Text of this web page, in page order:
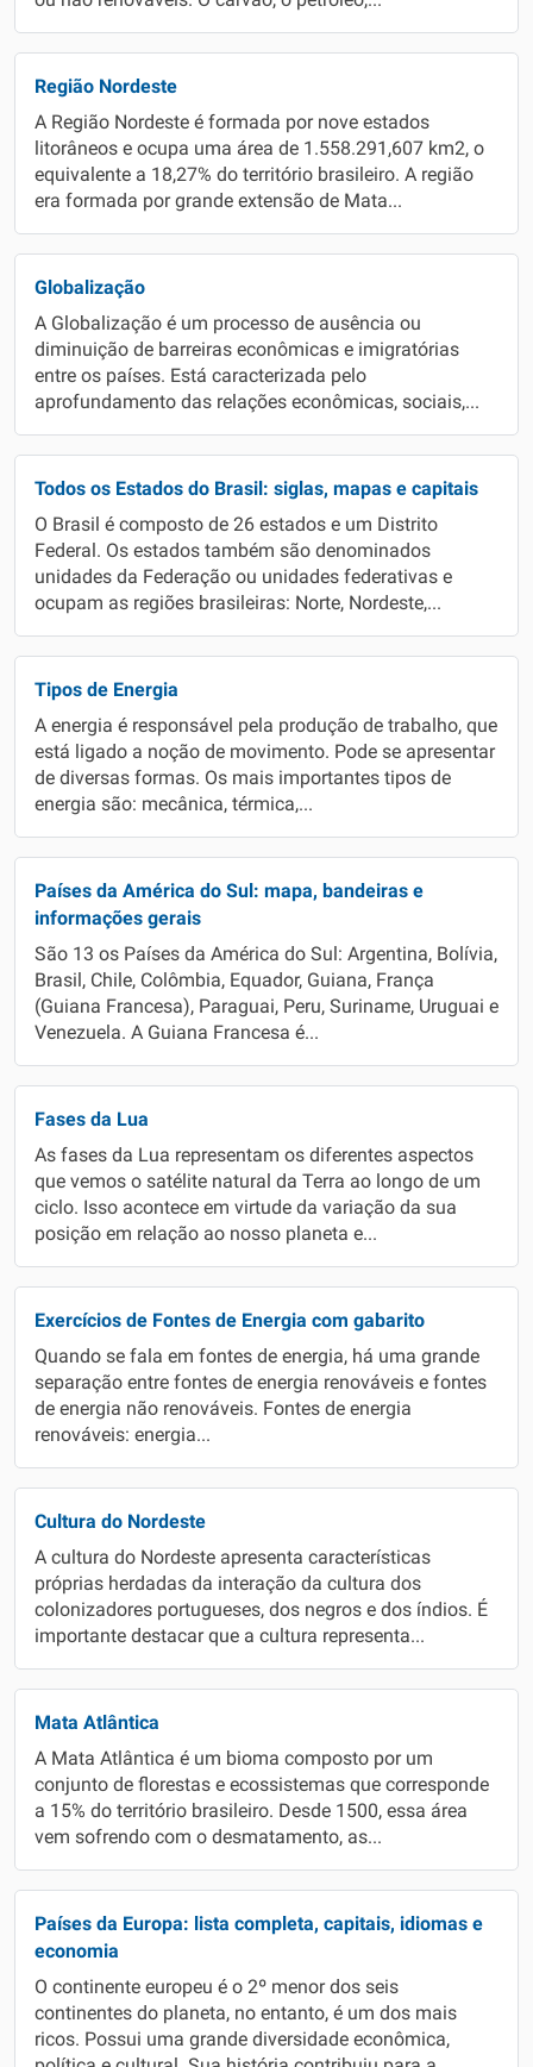
Região Nordeste
A Região Nordeste é formada por nove estados
litorâneos e ocupa uma área de 1.558.291,607 km2, o
equivalente a 18,27% do território brasileiro. A região
era formada por grande extensão de Mata...
Globalização
A Globalização é um processo de ausência ou
diminuição de barreiras econômicas e imigratórias
entre os países. Está caracterizada pelo
aprofundamento das relações econômicas, sociais,...
Todos os Estados do Brasil: siglas, mapas e capitais
O Brasil é composto de 26 estados e um Distrito
Federal. Os estados também são denominados
unidades da Federação ou unidades federativas e
ocupam as regiões brasileiras: Norte, Nordeste,...
Tipos de Energia
A energia é responsável pela produção de trabalho, que
está ligado a noção de movimento. Pode se apresentar
de diversas formas. Os mais importantes tipos de
energia são: mecânica, térmica,...
Países da América do Sul: mapa, bandeiras e
informações gerais
São 13 os Países da América do Sul: Argentina, Bolívia,
Brasil, Chile, Colômbia, Equador, Guiana, França
(Guiana Francesa), Paraguai, Peru, Suriname, Uruguai e
Venezuela. A Guiana Francesa é...
Fases da Lua
As fases da Lua representam os diferentes aspectos
que vemos o satélite natural da Terra ao longo de um
ciclo. Isso acontece em virtude da variação da sua
posição em relação ao nosso planeta e...
Exercícios de Fontes de Energia com gabarito
Quando se fala em fontes de energia, há uma grande
separação entre fontes de energia renováveis e fontes
de energia não renováveis. Fontes de energia
renováveis: energia...
Cultura do Nordeste
A cultura do Nordeste apresenta características
próprias herdadas da interação da cultura dos
colonizadores portugueses, dos negros e dos índios. É
importante destacar que a cultura representa...
Mata Atlântica
A Mata Atlântica é um bioma composto por um
conjunto de florestas e ecossistemas que corresponde
a 15% do território brasileiro. Desde 1500, essa área
vem sofrendo com o desmatamento, as...
Países da Europa: lista completa, capitais, idiomas e
economia
O continente europeu é o 2º menor dos seis
continentes do planeta, no entanto, é um dos mais
ricos. Possui uma grande diversidade econômica,